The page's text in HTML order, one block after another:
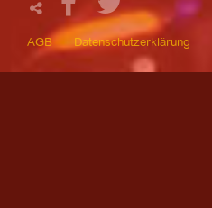
AGB Datenschutzerklärung